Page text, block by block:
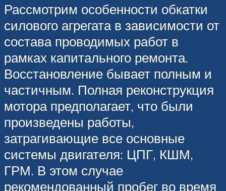
Рассмотрим особенности обкатки
силового агрегата в зависимости от
состава проводимых работ в
рамках капитального ремонта.
Восстановление бывает полным и
частичным. Полная реконструкция
мотора предполагает, что были
произведены работы,
затрагивающие все основные
системы двигателя: ЦПГ, КШМ,
ГРМ. В этом случае
рекомендованный пробег во время